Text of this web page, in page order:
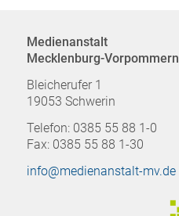
Medienanstalt
Mecklenburg-Vorpommern
Bleicherufer 1
19053 Schwerin
Telefon: 0385 55 88 1-0
Fax: 0385 55 88 1-30
info@medienanstalt-mv.de